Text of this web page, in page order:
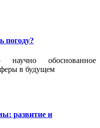
погоду?
обоснованное
в будущем
развитие и